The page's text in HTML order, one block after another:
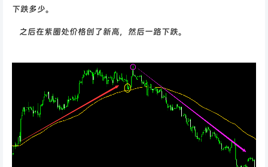
下跌多少。
之后在紫圈处价格创了新高，然后一路下跌。